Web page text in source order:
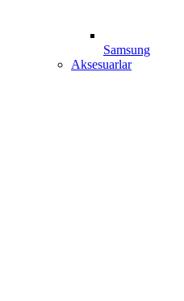
Samsung
Aksesuarlar